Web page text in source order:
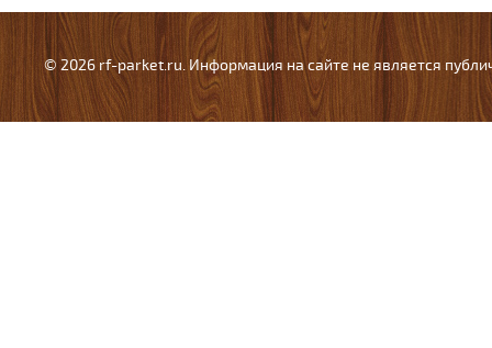
© 2026 rf-parket.ru. Информация на сайте не является